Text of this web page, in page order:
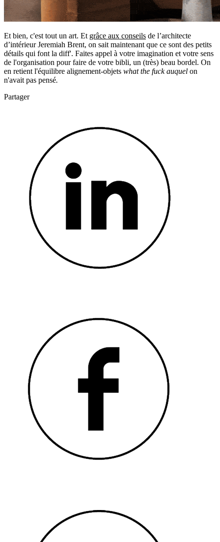
Et bien, c'est tout un art. Et grâce aux conseils de l’architecte
d’intérieur Jeremiah Brent, on sait maintenant que ce sont des petits
détails qui font la diff'. Faites appel à votre imagination et votre sens
de l'organisation pour faire de votre bibli, un (très) beau bordel. On
en retient l'équilibre alignement-objets what the fuck auquel on
n'avait pas pensé.
Partager